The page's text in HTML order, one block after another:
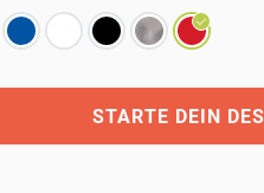
STARTE DEIN